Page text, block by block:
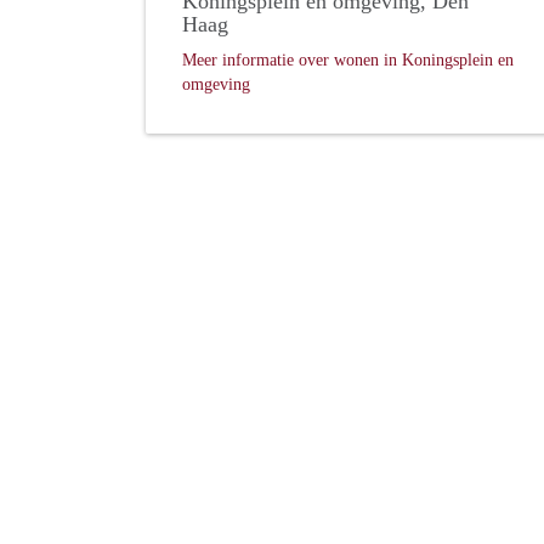
Haag
Meer informatie over wonen in Koningsplein en
omgeving